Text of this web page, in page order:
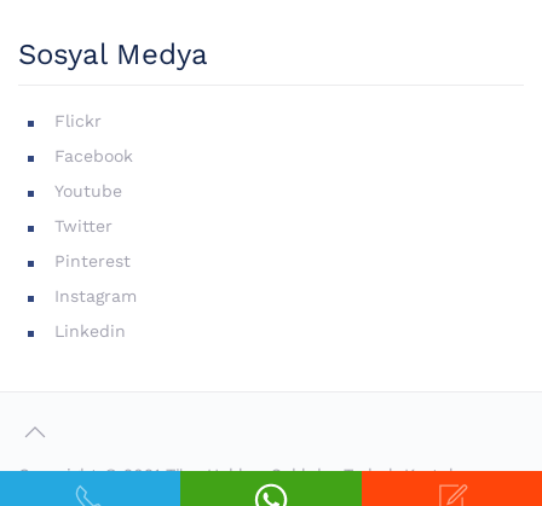
Sosyal Medya
Flickr
Facebook
Youtube
Twitter
Pinterest
Instagram
Linkedin
Copyright © 2021 Tüm Hakları Saklıdır. Torbalı Kartal
Nakliyat Resmi Web Sitesi Web Tasarım:
Koray ÇOKOL